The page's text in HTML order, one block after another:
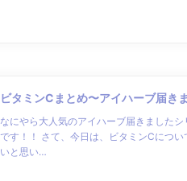
ビタミンCまとめ〜アイハーブ届き
なにやら大人気のアイハーブ届きました
です！！ さて、今日は、ビタミンCにつ
いと思い…